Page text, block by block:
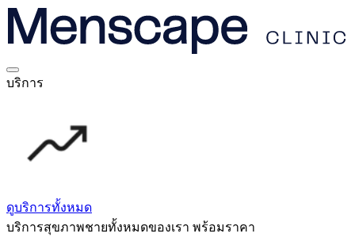
บริการ
ดูบริการทั้งหมด
บริการสุขภาพชายทั้งหมดของเรา พร้อมราคา